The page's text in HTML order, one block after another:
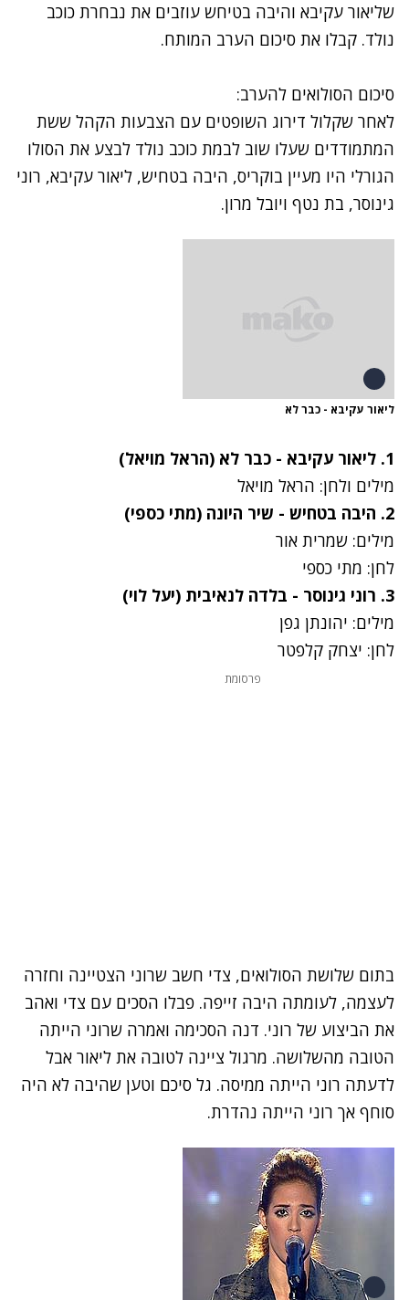
שליאור עקיבא והיבה בטיחש עוזבים את נבחרת כוכב
נולד. קבלו את סיכום הערב המותח.
סיכום הסולואים להערב:
לאחר שקלול דירוג השופטים עם הצבעות הקהל ששת
המתמודדים שעלו שוב לבמת כוכב נולד לבצע את הסולו
הגורלי היו מעיין בוקריס, היבה בטחיש, ליאור עקיבא, רוני
גינוסר, בת נטף ויובל מרון.
ליאור עקיבא - כבר לא
1. ליאור עקיבא - כבר לא (הראל מויאל)
מילים ולחן: הראל מויאל
2. היבה בטחיש - שיר היונה (מתי כספי)
מילים: שמרית אור
לחן: מתי כספי
3. רוני גינוסר - בלדה לנאיבית (יעל לוי)
מילים: יהונתן גפן
לחן: יצחק קלפטר
פרסומת
בתום שלושת הסולואים, צדי חשב שרוני הצטיינה וחזרה
לעצמה, לעומתה היבה זייפה. פבלו הסכים עם צדי ואהב
את הביצוע של רוני. דנה הסכימה ואמרה שרוני הייתה
הטובה מהשלושה. מרגול ציינה לטובה את ליאור אבל
לדעתה רוני הייתה ממיסה. גל סיכם וטען שהיבה לא היה
סוחף אך רוני הייתה נהדרת.